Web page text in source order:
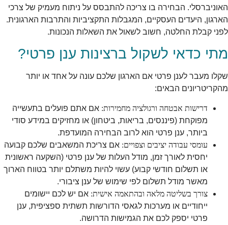
האוניברסלי. הבחירה בו צריכה להתבסס על ניתוח מעמיק של צרכי
הארגון, היעדים העסקיים, המגבלות התקציביות והתרבות הארגונית.
לפני קבלת החלטה, חשוב לשאול את השאלות הנכונות.
מתי כדאי לשקול ברצינות ענן פרטי?
שקלו מעבר לענן פרטי אם הארגון שלכם עונה על אחד או יותר
מהקריטריונים הבאים:
דרישות אבטחה ורגולציה מחמירות: אם אתם פועלים בתעשייה
מפוקחת (פיננסים, בריאות, ביטחון) או מחזיקים במידע סודי
ביותר, ענן פרטי הוא לרוב הבחירה המועדפת.
עומסי עבודה יציבים וצפויים: אם צריכת המשאבים שלכם קבועה
יחסית לאורך זמן, מודל העלות של ענן פרטי (השקעה ראשונית
או תשלום חודשי קבוע) עשוי להיות משתלם יותר בטווח הארוך
מאשר מודל תשלום לפי שימוש של ענן ציבורי.
צורך בשליטה מלאה ובהתאמה אישית: אם יש לכם יישומים
ייחודיים או מערכות לגאסי הדורשות תשתית ספציפית, ענן
פרטי יספק לכם את הגמישות הדרושה.